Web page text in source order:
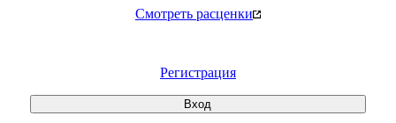
Смотреть расценки
Регистрация
Вход